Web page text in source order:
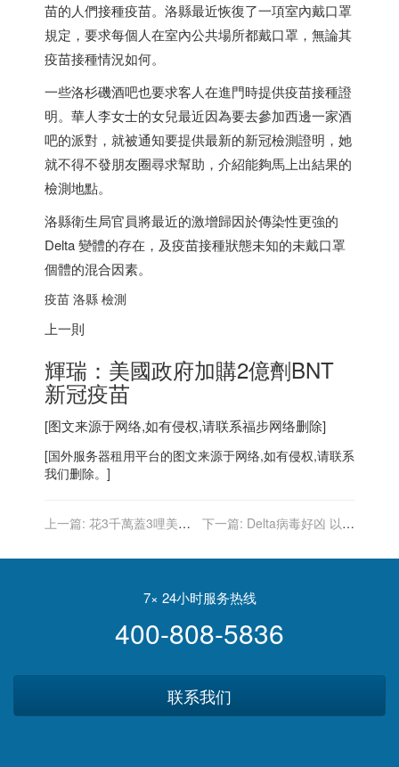
苗的人們接種疫苗。洛縣最近恢復了一項室內戴口罩
規定，要求每個人在室內公共場所都戴口罩，無論其
疫苗接種情況如何。
一些洛杉磯酒吧也要求客人在進門時提供疫苗接種證
明。華人李女士的女兒最近因為要去參加西邊一家酒
吧的派對，就被通知要提供最新的新冠檢測證明，她
就不得不發朋友圈尋求幫助，介紹能夠馬上出結果的
檢測地點。
洛縣衛生局官員將最近的激增歸因於傳染性更強的
Delta 變體的存在，及疫苗接種狀態未知的未戴口罩
個體的混合因素。
疫苗 洛縣 檢測
上一則
輝瑞：美國政府加購2億劑BNT
新冠疫苗
[图文来源于网络,如有侵权,请联系福步网络删除]
[国外服务器租用平台的图文来源于网络,如有侵权,请联系
我们删除。]
上一篇: 花3千萬蓋3哩美墨
不易
下一篇: Delta病毒好凶 以色
39%
7× 24小时服务热线
400-808-5836
联系我们